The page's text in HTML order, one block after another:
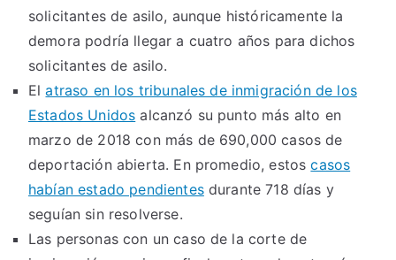
solicitantes de asilo, aunque históricamente la
demora podría llegar a cuatro años para dichos
solicitantes de asilo.
Elatraso en los tribunales de inmigración de los
Estados Unidos alcanzó su punto más alto en
marzo de 2018 con más de 690,000 casos de
deportación abierta. En promedio, estoscasos
habían estado pendientesdurante 718 días y
seguían sin resolverse.
Las personas con un caso de la corte de